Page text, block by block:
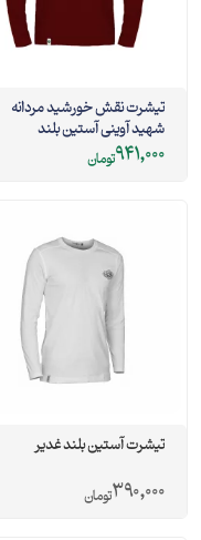
تیشرت نقش خورشید مردانه
شهید آوینی آستین بلند
941,000تومان
تیشرت آستین بلند غدیر
390,000تومان